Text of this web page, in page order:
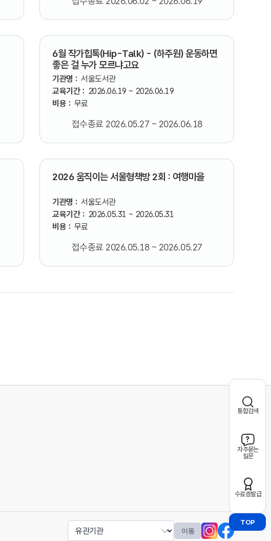
6월 작가힙톡(Hip-Talk) - (하주원) 운동하면
좋은 걸 누가 모르냐고요
기관명 : 서울도서관
교육기간 : 2026.06.19 ~ 2026.06.19
비용 : 무료
접수종료 2026.05.27 ~ 2026.06.18
2026 움직이는 서울형책방 2회 : 여행마을
기관명 : 서울도서관
교육기간 : 2026.05.31 ~ 2026.05.31
비용 : 무료
접수종료 2026.05.18 ~ 2026.05.27
유관기관 이동 인스타그램
페이스북
통합검색
자주묻는
질문
수료증발급
TOP